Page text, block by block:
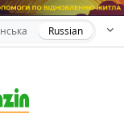
Russian